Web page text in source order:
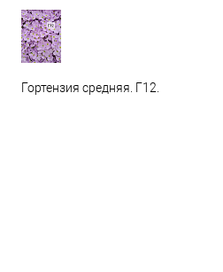
Гортензия средняя. Г12.